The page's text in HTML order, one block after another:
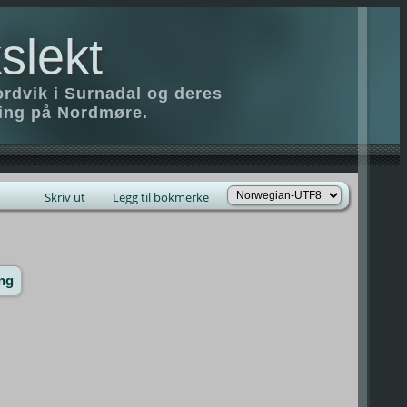
i Surnadal og deres
på Nordmøre.
Skriv ut Legg til bokmerke